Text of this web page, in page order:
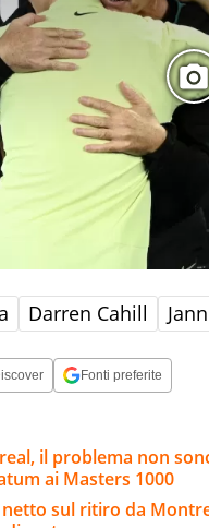
Darren Cahill
Fonti preferite
il problema non
ai Masters 1000
sul ritiro da